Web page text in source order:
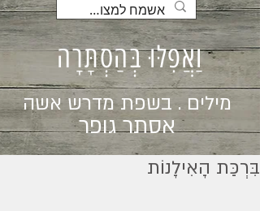
וַאֲפִלּוּ בְּהַסְתָּרָה
מילים . בשפת מדרש אשה
אסתר גופר
בִּרְכַּת הָאִילָנוֹת